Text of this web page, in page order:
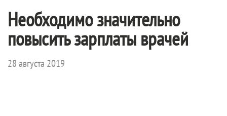
Необходимо значительно
повысить зарплаты врачей
28 августа 2019